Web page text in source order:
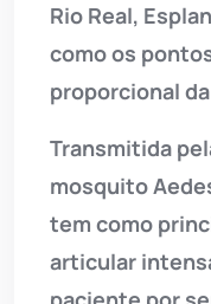
Rio Real,
como os
proporcional
Transmitida
mosquito
tem como
articular